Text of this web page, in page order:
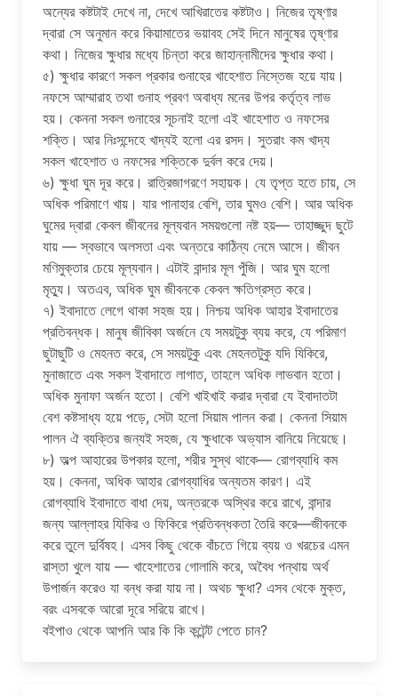
অন্যের কষ্টটাই দেখে না, দেখে আখিরাতের কষ্টটাও। নিজের তৃষ্ণার
দ্বারা সে অনুমান করে কিয়ামাতের ভয়াবহ সেই দিনে মানুষের তৃষ্ণার
কথা। নিজের ক্ষুধার মধ্যে চিন্তা করে জাহান্নামীদের ক্ষুধার কথা।
৫) ক্ষুধার কারণে সকল প্রকার গুনাহের খাহেশাত নিস্তেজ হয়ে যায়।
নফসে আম্মারাহ তথা গুনাহ প্রবণ অবাধ্য মনের উপর কর্তৃত্ব লাভ
হয়। কেননা সকল গুনাহের সূচনাই হলো এই খাহেশাত ও নফসের
শক্তি। আর নিঃসন্দেহে খাদ্যই হলো এর রসদ। সুতরাং কম খাদ্য
সকল খাহেশাত ও নফসের শক্তিকে দুর্বল করে দেয়।
৬) ক্ষুধা ঘুম দূর করে। রাত্রিজাগরণে সহায়ক। যে তৃপ্ত হতে চায়, সে
অধিক পরিমাণে খায়। যার পানাহার বেশি, তার ঘুমও বেশি। আর অধিক
ঘুমের দ্বারা কেবল জীবনের মূল্যবান সময়গুলো নষ্ট হয়— তাহাজ্জুদ ছুটে
যায় — স্বভাবে অলসতা এবং অন্তরে কাঠিন্য নেমে আসে। জীবন
মণিমুক্তার চেয়ে মূল্যবান। এটাই বান্দার মূল পুঁজি। আর ঘুম হলো
মৃত্যু। অতএব, অধিক ঘুম জীবনকে কেবল ক্ষতিগ্রস্ত করে।
৭) ইবাদাতে লেগে থাকা সহজ হয়। নিশ্চয় অধিক আহার ইবাদাতের
প্রতিবন্ধক। মানুষ জীবিকা অর্জনে যে সময়টুকু ব্যয় করে, যে পরিমাণ
ছুটাছুটি ও মেহনত করে, সে সময়টুকু এবং মেহনতটুকু যদি যিকিরে,
মুনাজাতে এবং সকল ইবাদাতে লাগাত, তাহলে অধিক লাভবান হতো।
অধিক মুনাফা অর্জন হতো। বেশি খাইখাই করার দ্বারা যে ইবাদাতটা
বেশ কষ্টসাধ্য হয়ে পড়ে, সেটা হলো সিয়াম পালন করা। কেননা সিয়াম
পালন ঐ ব্যক্তির জন্যই সহজ, যে ক্ষুধাকে অভ্যাস বানিয়ে নিয়েছে।
৮) অল্প আহারের উপকার হলো, শরীর সুস্থ থাকে— রোগব্যাধি কম
হয়। কেননা, অধিক আহার রোগব্যাধির অন্যতম কারণ। এই
রোগব্যাধি ইবাদাতে বাধা দেয়, অন্তরকে অস্থির করে রাখে, বান্দার
জন্য আল্লাহর যিকির ও ফিকিরে প্রতিবন্ধকতা তৈরি করে—জীবনকে
করে তুলে দুর্বিষহ। এসব কিছু থেকে বাঁচতে গিয়ে ব্যয় ও খরচের এমন
রাস্তা খুলে যায় — খাহেশাতের গোলামি করে, অবৈধ পন্থায় অর্থ
উপার্জন করেও যা বন্ধ করা যায় না। অথচ ক্ষুধা? এসব থেকে মুক্ত,
বরং এসবকে আরো দূরে সরিয়ে রাখে।
বইপাও থেকে আপনি আর কি কি কন্টেন্ট পেতে চান?